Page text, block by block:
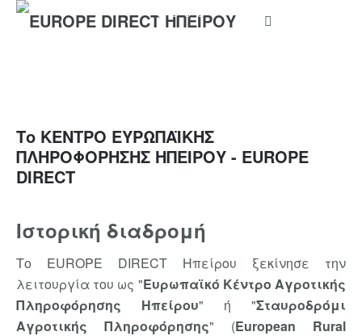
Το ΚΕΝΤΡΟ ΕΥΡΩΠΑΪΚΗΣ
ΠΛΗΡΟΦΟΡΗΣΗΣ ΗΠΕΙΡΟΥ - EUROPE
DIRECT
Ιστορική διαδρομή
Το EUROPE DIRECT Ηπείρου ξεκίνησε την
λειτουργία του ως "Ευρωπαϊκό Κέντρο Αγροτικής
Πληροφόρησης Ηπείρου" ή "Σταυροδρόμι
Αγροτικής Πληροφόρησης" (European Rural